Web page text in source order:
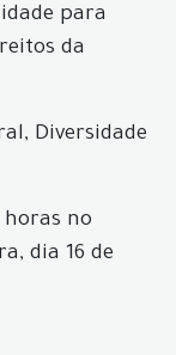
para
da
Diversidade
no
dia 16 de